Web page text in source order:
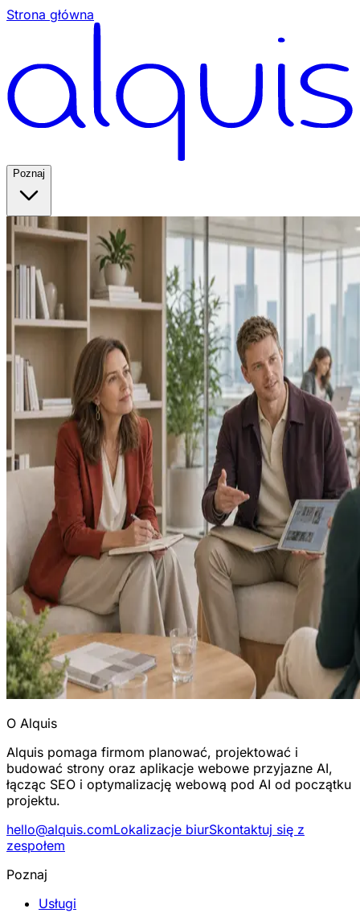
Strona główna
Poznaj
O Alquis
Alquis pomaga firmom planować, projektować i
budować strony oraz aplikacje webowe przyjazne AI,
łącząc SEO i optymalizację webową pod AI od początku
projektu.
hello@alquis.comLokalizacje biurSkontaktuj się z
zespołem
Poznaj
Usługi